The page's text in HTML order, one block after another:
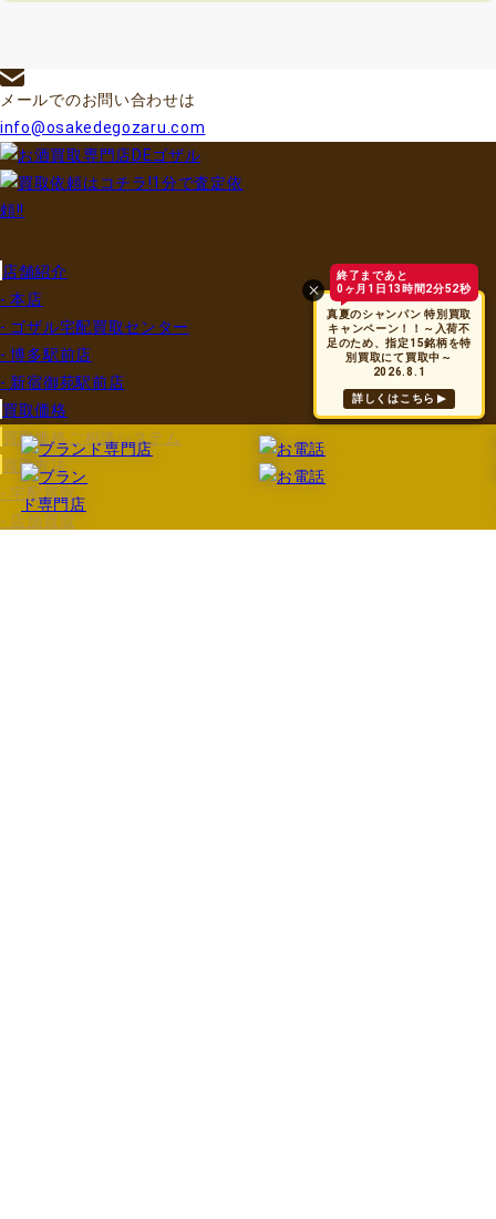
メールでのお問い合わせは
info@osakedegozaru.com
店舗紹介
- 本店
- ゴザル宅配買取センター
- 博多駅前店
- 新宿御苑駅前店
買取価格
買取価格ご相談システム
買取方法
- 宅配買取
- 店舗買取
終了まであと
0ヶ月1日13時間2分52秒
真夏のシャンパン 特別買取
キャンペーン！！～入荷不
足のため、指定15銘柄を特
別買取にて買取中～
2026.8.1
詳しくはこちら